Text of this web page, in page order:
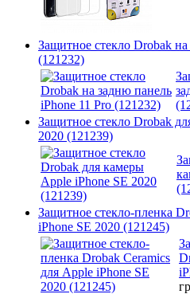
Защитное стекло Drobak
(121232)
Защитное стекло Drobak
2020 (121239)
Защитное стекло-пленка
iPhone SE 2020 (121245)